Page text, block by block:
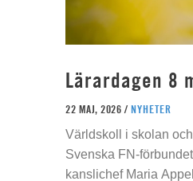
Lärardagen 8
22 MAJ, 2026 / NYHETER
Världskoll i skolan
Svenska FN-
kanslichef Maria